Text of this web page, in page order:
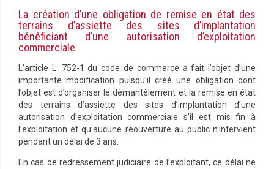
La création d’une obligation de remise en état des
terrains d’assiette des sites d’implantation
bénéficiant d’une autorisation d’exploitation
commerciale
L’article L. 752-1 du code de commerce a fait l’objet d’une
importante modification puisqu’il créé une obligation dont
l’objet est d’organiser le démantèlement et la remise en état
des terrains d’assiette des sites d’implantation d’une
autorisation d’exploitation commerciale s’il est mis fin à
l’exploitation et qu’aucune réouverture au public n’intervient
pendant un délai de 3 ans.
En cas de redressement judiciaire de l’exploitant, ce délai ne